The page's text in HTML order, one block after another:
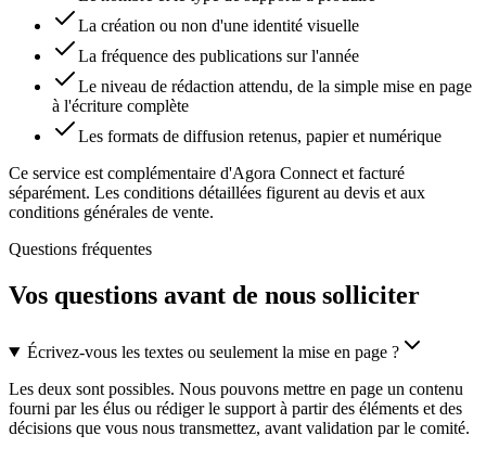
La création ou non d'une identité visuelle
La fréquence des publications sur l'année
Le niveau de rédaction attendu, de la simple mise en page
à l'écriture complète
Les formats de diffusion retenus, papier et numérique
Ce service est complémentaire d'Agora Connect et facturé
séparément. Les conditions détaillées figurent au devis et aux
conditions générales de vente.
Questions fréquentes
Vos questions avant de nous solliciter
Écrivez-vous les textes ou seulement la mise en page ?
Les deux sont possibles. Nous pouvons mettre en page un contenu
fourni par les élus ou rédiger le support à partir des éléments et des
décisions que vous nous transmettez, avant validation par le comité.